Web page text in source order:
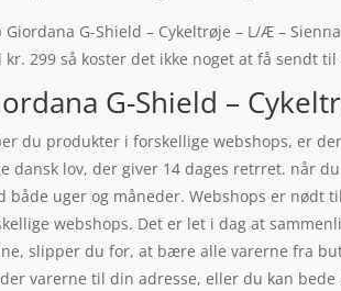
Giordana G-Shield – Cykeltrøje – L/Æ –
kr. 299 så koster det ikke noget at få sendt
G-Shield –
du produkter i forskellige webshops, er
dansk lov, der giver 14 dages retrret. når
både uger og måneder. Webshops er nødt
webshops. Det er let i dag at
slipper du for, at bære alle varerne fra
varerne til din adresse, eller du kan